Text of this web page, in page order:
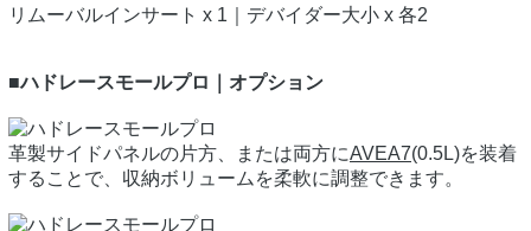
リムーバルインサート x 1｜デバイダー大小 x 各2
■ハドレースモールプロ｜オプション
革製サイドパネルの片方、または両方にAVEA7(0.5L)を装着
することで、収納ボリュームを柔軟に調整できます。